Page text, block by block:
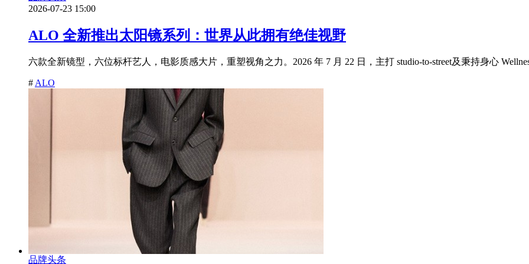
2026-07-23 15:00
ALO 全新推出太阳镜系列：世界从此拥有绝佳视野
六款全新镜型，六位标杆艺人，电影质感大片，重塑视角之力。2026 年 7 月 22 日，主打 studio-to-street及秉持身心
#ALO
品牌头条